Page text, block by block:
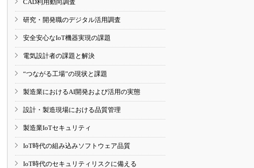
CAD利用動向調査
研究・開発職のデジタル活用調査
安全安心なIoT機器実現の課題
電気設計者の課題と解決
“つながる工場”の現状と課題
製造業におけるAI開発および活用の実態
設計・製造現場における品質管理
製造業IoTセキュリティ
IoT時代の組み込みソフトウェア品質
IoT時代のセキュリティリスクに備える